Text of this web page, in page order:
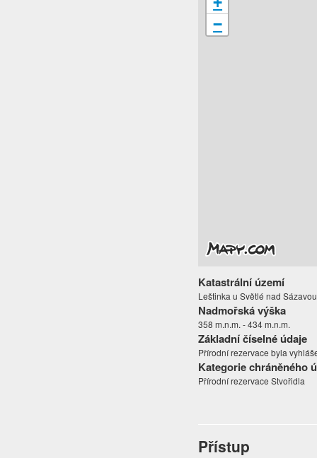
−
Katastrální území
Leštinka u Světlé nad
Nadmořská výška
358 m.n.m. - 434 m.n.m.
Základní číselné údaje
Přírodní rezervace byla
Kategorie chráněného
Přírodní rezervace Stvořidla
Přístup